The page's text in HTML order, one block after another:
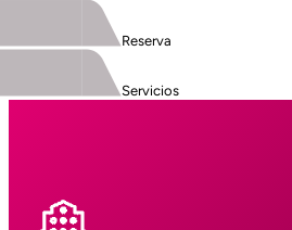
Reserva
Servicios